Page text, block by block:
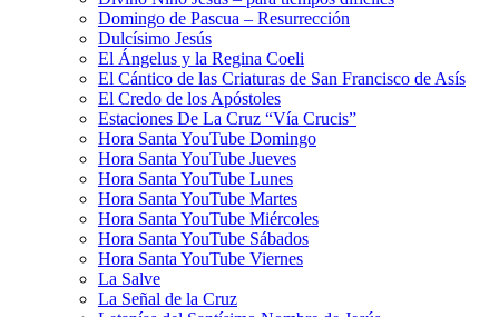
Domingo de Pascua – Resurrección
Dulcísimo Jesús
El Ángelus y la Regina Coeli
El Cántico de las Criaturas de San Francisco de Asís
El Credo de los Apóstoles
Estaciones De La Cruz “Vía Crucis”
Hora Santa YouTube Domingo
Hora Santa YouTube Jueves
Hora Santa YouTube Lunes
Hora Santa YouTube Martes
Hora Santa YouTube Miércoles
Hora Santa YouTube Sábados
Hora Santa YouTube Viernes
La Salve
La Señal de la Cruz